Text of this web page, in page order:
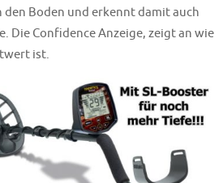
Boden und erkennt damit auch
Die Confidence Anzeige, zeigt an wie
ist.